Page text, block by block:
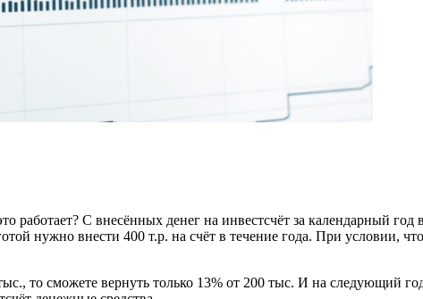
работает? С внесённых денег на инвестсчёт за календарный год
нужно внести 400 т.р. на счёт в течение года. При условии,
то сможете вернуть только 13% от 200 тыс. И на следующий